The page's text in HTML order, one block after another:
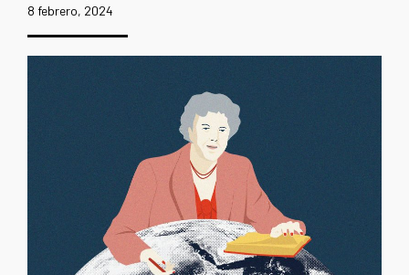
8 febrero, 2024